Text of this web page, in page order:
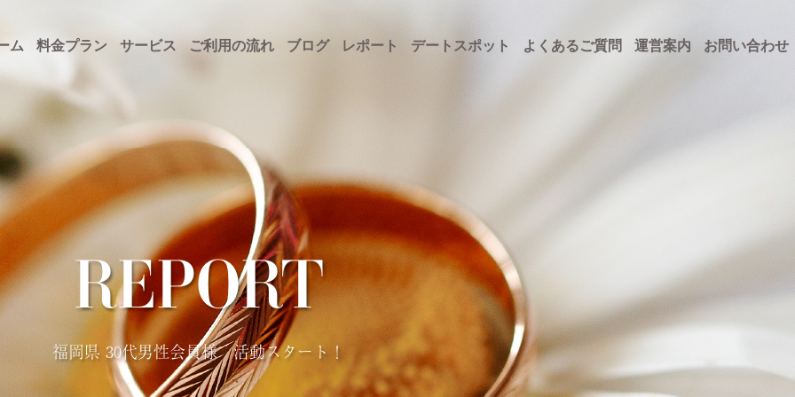
ム 料金プラン サービス ご利用の流れ ブログ レポート デートスポット よくあるご質問 運営案内 お問い合わせ
REPORT
福岡県 30代男性会員様 活動スタート！